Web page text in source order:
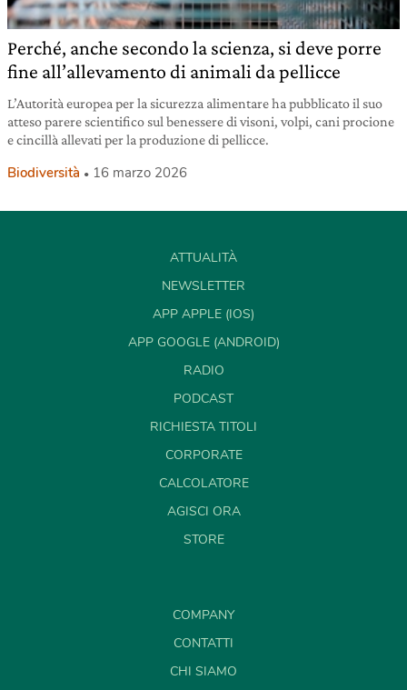
Perché, anche secondo la scienza, si deve porre
fine all’allevamento di animali da pellicce
L’Autorità europea per la sicurezza alimentare ha pubblicato il suo
atteso parere scientifico sul benessere di visoni, volpi, cani procione
e cincillà allevati per la produzione di pellicce.
Biodiversità 16 marzo 2026
ATTUALITÀ
NEWSLETTER
APP APPLE (IOS)
APP GOOGLE (ANDROID)
RADIO
PODCAST
RICHIESTA TITOLI
CORPORATE
CALCOLATORE
AGISCI ORA
STORE
COMPANY
CONTATTI
CHI SIAMO